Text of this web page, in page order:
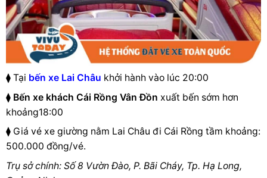
⧫ Tại bến xe Lai Châu khởi hành vào lúc 20:00
⧫ Bến xe khách Cái Rồng Vân Đồn xuất bến sớm hơn
khoảng18:00
⧫ Giá vé xe giường nằm Lai Châu đi Cái Rồng tầm khoảng:
500.000 đồng/vé.
Trụ sở chính: Số 8 Vườn Đào, P. Bãi Cháy, Tp. Hạ Long,